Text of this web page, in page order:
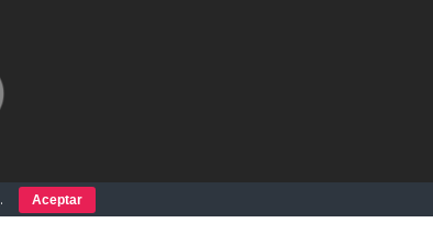
. Aceptar